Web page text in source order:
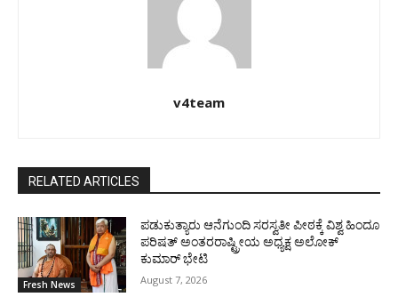
v4team
RELATED ARTICLES
Fresh News
ಪಡುಕುತ್ಯಾರು ಆನೆಗುಂದಿ ಸರಸ್ವತೀ ಪೀಠಕ್ಕೆ ವಿಶ್ವ ಹಿಂದೂ
ಪರಿಷತ್ ಅಂತರರಾಷ್ಟ್ರೀಯ ಅಧ್ಯಕ್ಷ ಅಲೋಕ್
ಕುಮಾರ್ ಭೇಟಿ
August 7, 2026